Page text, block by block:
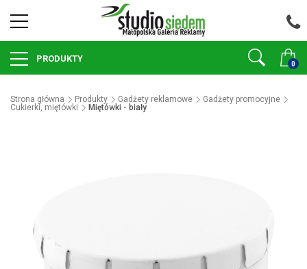
0
PRODUKTY
Strona główna Produkty Gadżety reklamowe
Gadżety promocyjne
Cukierki, miętówki
Miętówki - biały